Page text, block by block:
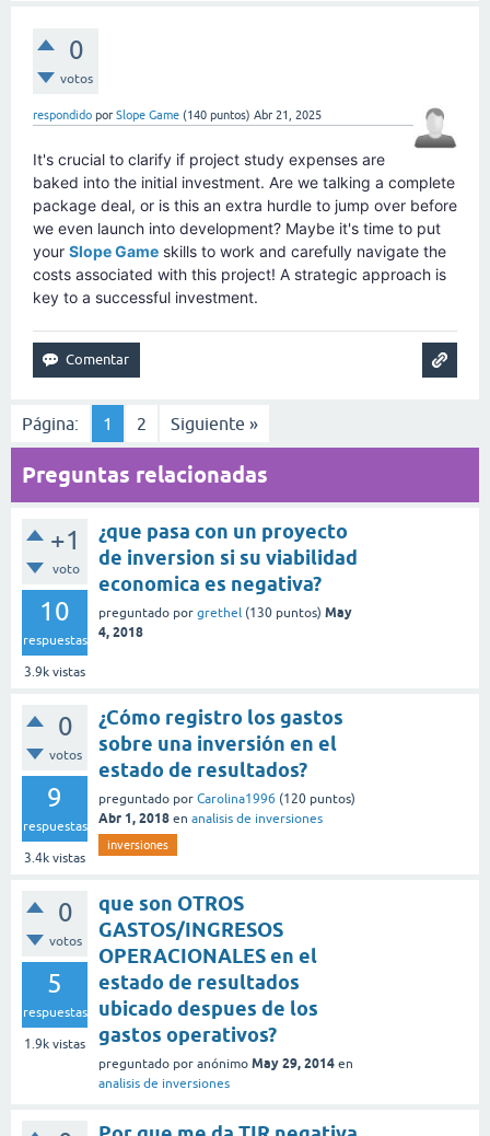
0
votos
respondido por Slope Game (140 puntos) Abr 21, 2025
It's crucial to clarify if project study expenses are
baked into the initial investment. Are we talking a complete
package deal, or is this an extra hurdle to jump over before
we even launch into development? Maybe it's time to put
your Slope Game skills to work and carefully navigate the
costs associated with this project! A strategic approach is
key to a successful investment.
Página: 1 2 Siguiente »
Preguntas relacionadas
+1
voto
10
respuestas
3.9k vistas
¿que pasa con un proyecto
de inversion si su viabilidad
economica es negativa?
preguntado por grethel (130 puntos) May
4, 2018
0
votos
9
respuestas
3.4k vistas
¿Cómo registro los gastos
sobre una inversión en el
estado de resultados?
preguntado por Carolina1996 (120 puntos)
Abr 1, 2018 en analisis de inversiones
inversiones
0
votos
5
respuestas
1.9k vistas
que son OTROS
GASTOS/INGRESOS
OPERACIONALES en el
estado de resultados
ubicado despues de los
gastos operativos?
preguntado por anónimo May 29, 2014 en
analisis de inversiones